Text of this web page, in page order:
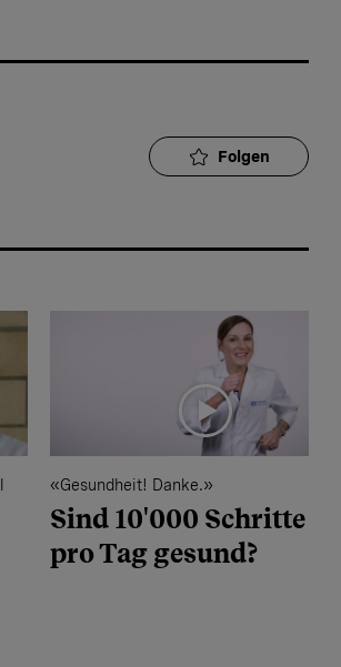
Folgen
«Gesundheit! Danke.»
Sind 10'000 Schritte
pro Tag gesund?